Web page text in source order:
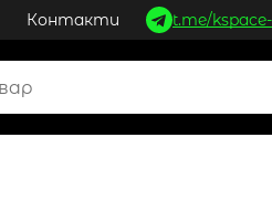
Контакти t.me/